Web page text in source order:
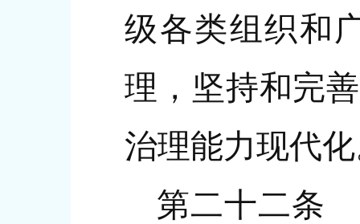
级各类组织和
理，坚持和完
治理能力现代
第二十二条